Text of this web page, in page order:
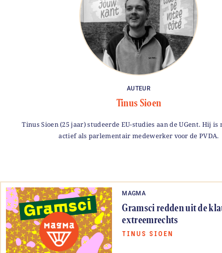
AUTEUR
Tinus Sioen
Tinus Sioen (25 jaar) studeerde EU-studies aan de UGent. Hij is
actief als parlementair medewerker voor de PVDA.
MAGMA
Gramsci redden uit de
extreemrechts
TINUS SIOEN